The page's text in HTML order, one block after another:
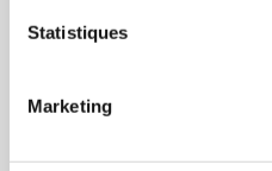
Statistiques
Marketing